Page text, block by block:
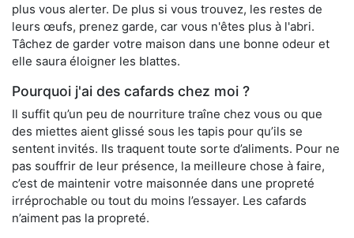
plus vous alerter. De plus si vous trouvez, les restes de
leurs œufs, prenez garde, car vous n'êtes plus à l'abri.
Tâchez de garder votre maison dans une bonne odeur et
elle saura éloigner les blattes.
Pourquoi j'ai des cafards chez moi ?
Il suffit qu’un peu de nourriture traîne chez vous ou que
des miettes aient glissé sous les tapis pour qu’ils se
sentent invités. Ils traquent toute sorte d’aliments. Pour ne
pas souffrir de leur présence, la meilleure chose à faire,
c’est de maintenir votre maisonnée dans une propreté
irréprochable ou tout du moins l’essayer. Les cafards
n’aiment pas la propreté.